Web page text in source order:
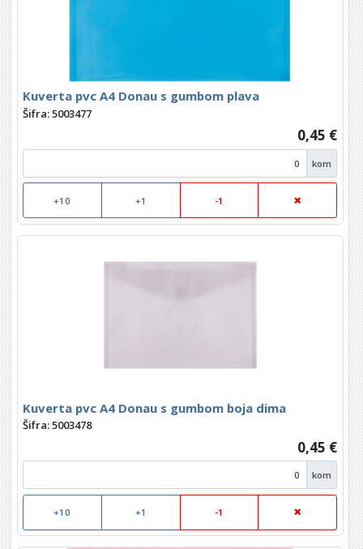
Kuverta pvc A4 Donau s gumbom plava
Šifra: 5003477
0,45 €
kom
+10 +1 -1
Kuverta pvc A4 Donau s gumbom boja dima
Šifra: 5003478
0,45 €
kom
+10 +1 -1